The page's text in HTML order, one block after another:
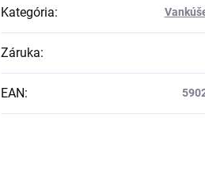
Kategória:
Záruka:
EAN: